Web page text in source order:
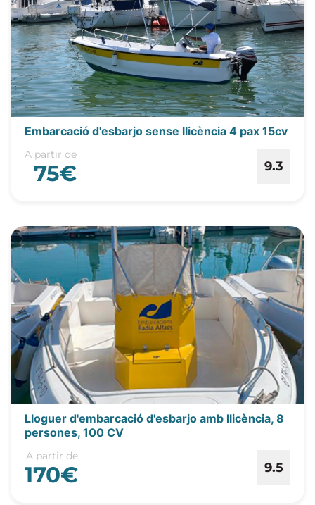
Embarcació d'esbarjo sense llicència 4 pax 15cv
A partir de
75€ 9.3
Lloguer d'embarcació d'esbarjo amb llicència, 8
persones, 100 CV
A partir de
170€ 9.5